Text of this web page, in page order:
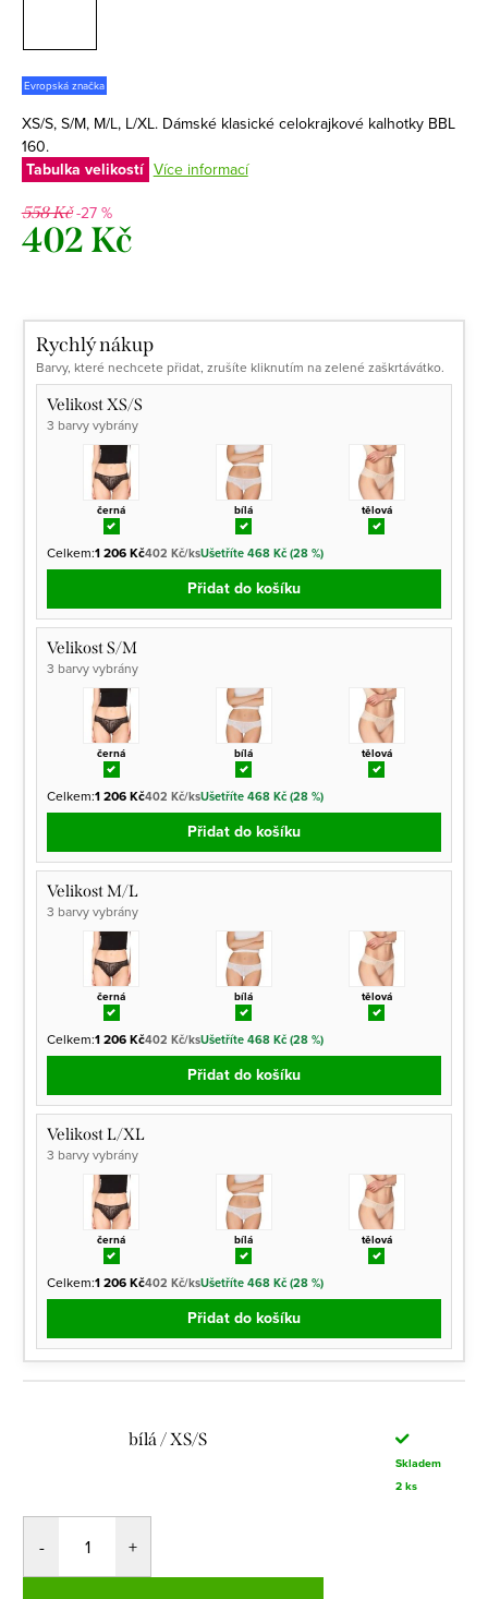
Evropská značka
XS/S, S/M, M/L, L/XL. Dámské klasické celokrajkové kalhotky BBL
160.
Tabulka velikostí Více informací
558 Kč-27 %
402 Kč
Rychlý nákup
Barvy, které nechcete přidat, zrušíte kliknutím na zelené zaškrtávátko.
Velikost XS/S
3 barvy vybrány
černá bílá tělová
Celkem:1 206 Kč402 Kč/ksUšetříte 468 Kč (28 %)
Přidat do košíku
Velikost S/M
3 barvy vybrány
černá bílá tělová
Celkem:1 206 Kč402 Kč/ksUšetříte 468 Kč (28 %)
Přidat do košíku
Velikost M/L
3 barvy vybrány
černá bílá tělová
Celkem:1 206 Kč402 Kč/ksUšetříte 468 Kč (28 %)
Přidat do košíku
Velikost L/XL
3 barvy vybrány
černá bílá tělová
Celkem:1 206 Kč402 Kč/ksUšetříte 468 Kč (28 %)
Přidat do košíku
bílá / XS/S
Skladem
2 ks